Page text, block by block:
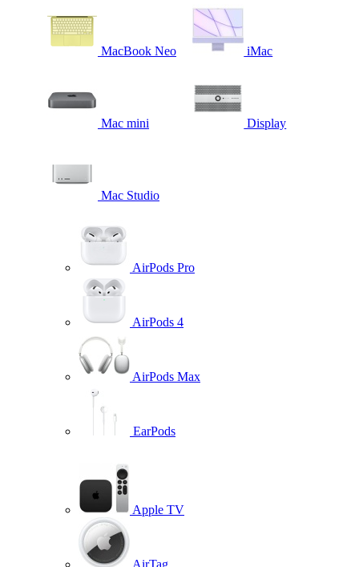
MacBook Neo iMac
Mac mini Display
Mac Studio
AirPods Pro
AirPods 4
AirPods Max
EarPods
Apple TV